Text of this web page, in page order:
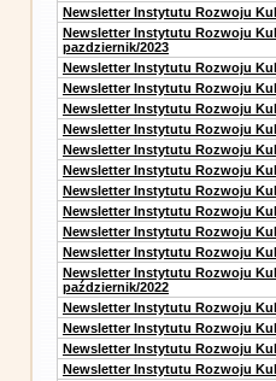
Newsletter Instytutu Rozwoju
Newsletter Instytutu Rozwoju
pazdziernik/2023
Newsletter Instytutu Rozwoju
Newsletter Instytutu Rozwoju
Newsletter Instytutu Rozwoju
Newsletter Instytutu Rozwoju
Newsletter Instytutu Rozwoju
Newsletter Instytutu Rozwoju
Newsletter Instytutu Rozwoju
Newsletter Instytutu Rozwoju
Newsletter Instytutu Rozwoju
Newsletter Instytutu Rozwoju
Newsletter Instytutu Rozwoju
październik/2022
Newsletter Instytutu Rozwoju
Newsletter Instytutu Rozwoju
Newsletter Instytutu Rozwoju
Newsletter Instytutu Rozwoju